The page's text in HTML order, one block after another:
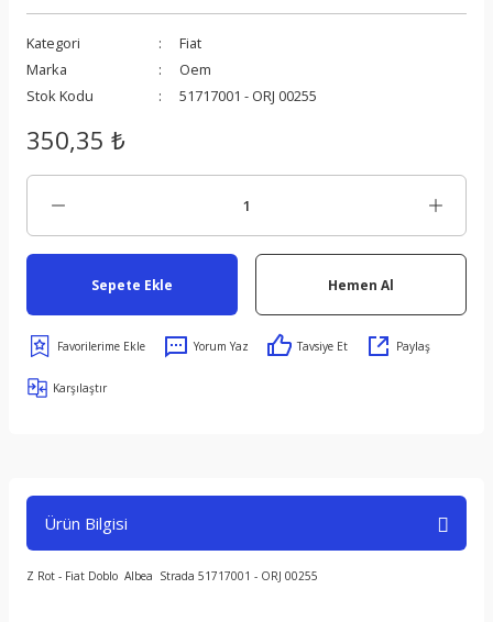
Kategori
Fiat
Marka
Oem
Stok Kodu
51717001 - ORJ 00255
350,35 ₺
Sepete Ekle Hemen Al
Yorum Yaz Tavsiye Et Paylaş
Karşılaştır
Ürün Bilgisi
Z Rot - Fiat Doblo Albea Strada 51717001 - ORJ 00255